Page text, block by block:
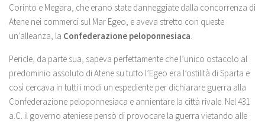
Corinto e Megara, che erano state danneggiate dalla concorrenza di
Atene nei commerci sul Mar Egeo, e aveva stretto con queste
un’alleanza, la Confederazione peloponnesiaca.
Pericle, da parte sua, sapeva perfettamente che l’unico ostacolo al
predominio assoluto di Atene su tutto l’Egeo era l’ostilità di Sparta e
così cercava in tutti i modi un espediente per dichiarare guerra alla
Confederazione peloponnesiaca e annientare la città rivale. Nel 431
a.C. il governo ateniese pensò di provocare la guerra vietando alle